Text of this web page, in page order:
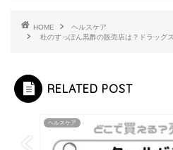
HOME
ヘルスケア
杜のすっぽん黒酢の販売店は？ドラッグ
RELATED POST
ヘルスケア